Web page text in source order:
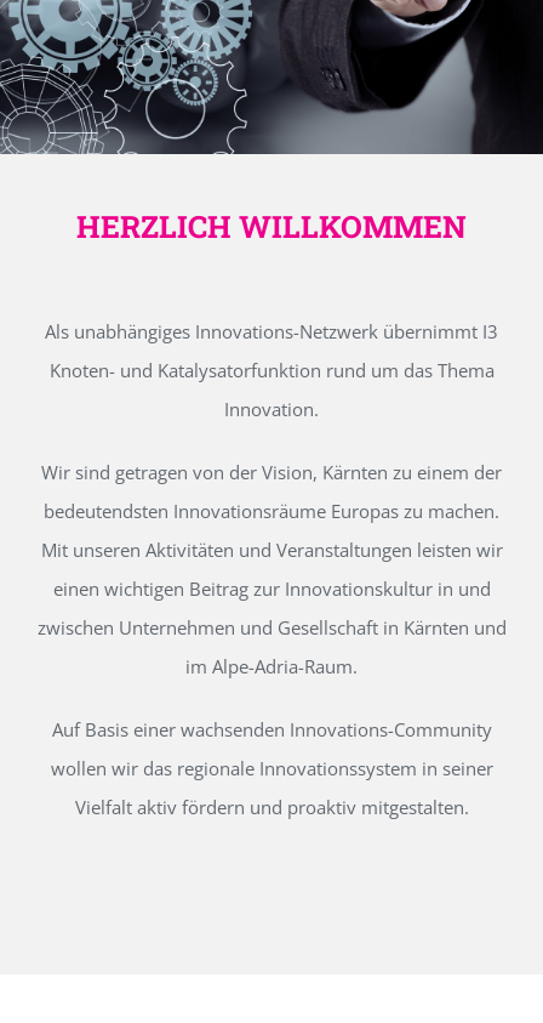
HERZLICH WILLKOMMEN
Als unabhängiges Innovations-Netzwerk übernimmt I3
Knoten- und Katalysatorfunktion rund um das Thema
Innovation.
Wir sind getragen von der Vision, Kärnten zu einem der
bedeutendsten Innovationsräume Europas zu machen.
Mit unseren Aktivitäten und Veranstaltungen leisten wir
einen wichtigen Beitrag zur Innovationskultur in und
zwischen Unternehmen und Gesellschaft in Kärnten und
im Alpe-Adria-Raum.
Auf Basis einer wachsenden Innovations-Community
wollen wir das regionale Innovationssystem in seiner
Vielfalt aktiv fördern und proaktiv mitgestalten.